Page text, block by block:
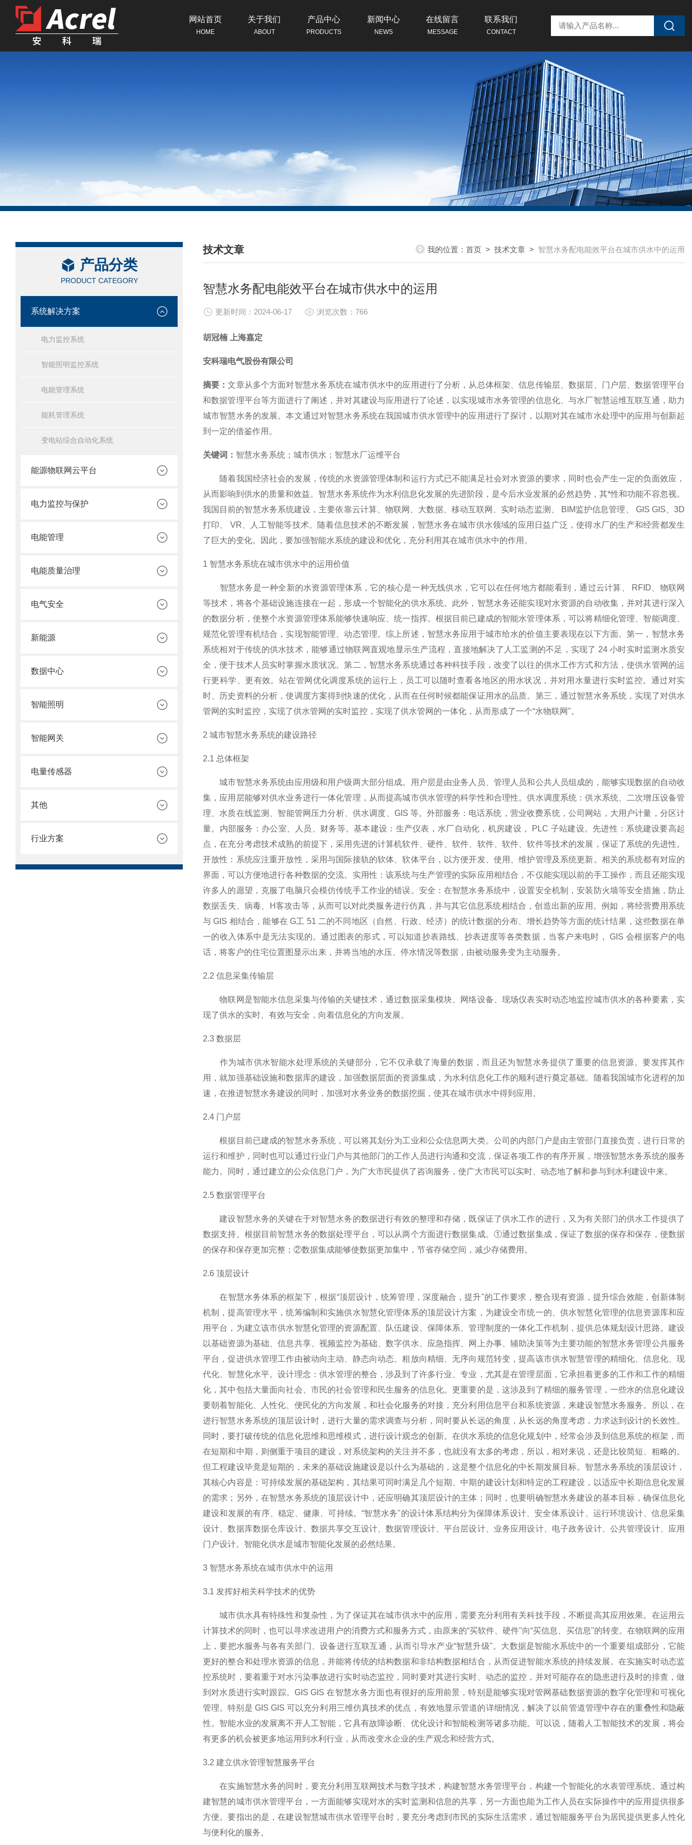
网站首页
HOME
关于我们
ABOUT
产品中心
PRODUCTS
新闻中心
NEWS
在线留言
MESSAGE
联系我们
CONTACT
产品分类
PRODUCT CATEGORY
系统解决方案
电力监控系统
智能照明监控系统
电能管理系统
能耗管理系统
变电站综合自动化系统
能源物联网云平台
电力监控与保护
电能管理
电能质量治理
电气安全
新能源
数据中心
智能照明
智能网关
电量传感器
其他
行业方案
技术文章
/ TECHNICAL ARTICLES
我的位置： 首页 > 技术文章 > 智慧水务配电能效平台在城市供水中的运用
智慧水务配电能效平台在城市供水中的运用
更新时间：2024-06-17 浏览次数：766
胡冠楠 上海嘉定
安科瑞电气股份有限公司
摘要：文章从多个方面对智慧水务系统在城市供水中的应用进行了分析，从总体框架、信息传输层、数据层、门户层、数据管理平台
和数据管理平台等方面进行了阐述，并对其建设与应用进行了论述，以实现城市水务管理的信息化、与水厂智慧运维互联互通，助力
城市智慧水务的发展。本文通过对智慧水务系统在我国城市供水管理中的应用进行了探讨，以期对其在城市水处理中的应用与创新起
到一定的借鉴作用。
关键词： 智慧水务系统；城市供水；智慧水厂运维平台
随着我国经济社会的发展，传统的水资源管理体制和运行方式已不能满足社会对水资源的要求，同时也会产生一定的负面效应，
从而影响到供水的质量和效益。智慧水务系统作为水利信息化发展的先进阶段，是今后水业发展的必然趋势，其*性和功能不容忽视。
我国目前的智慧水务系统建设，主要依靠云计算、物联网、大数据、移动互联网、实时动态监测、 BIM监护信息管理、 GIS GIS、3D
打印、 VR、人工智能等技术。随着信息技术的不断发展，智慧水务在城市供水领域的应用日益广泛，使得水厂的生产和经营都发生
了巨大的变化。因此，要加强智能水系统的建设和优化，充分利用其在城市供水中的作用。
1 智慧水务系统在城市供水中的运用价值
智慧水务是一种全新的水资源管理体系，它的核心是一种无线供水，它可以在任何地方都能看到，通过云计算、 RFID、物联网
等技术，将各个基础设施连接在一起，形成一个智能化的供水系统。此外，智慧水务还能实现对水资源的自动收集，并对其进行深入
的数据分析，使整个水资源管理体系能够快速响应、统一指挥。根据目前已建成的智能水管理体系，可以将精细化管理、智能调度、
规范化管理有机结合，实现智能管理、动态管理。综上所述，智慧水务应用于城市给水的价值主要表现在以下方面。第一，智慧水务
系统相对于传统的供水技术，能够通过物联网直观地显示生产流程，直接地解决了人工监测的不足，实现了 24 小时实时监测水质安
全，便于技术人员实时掌握水质状况。第二，智慧水务系统通过各种科技手段，改变了以往的供水工作方式和方法，使供水管网的运
行更科学、更有效。站在管网优化调度系统的运行上，员工可以随时查看各地区的用水状况，并对用水量进行实时监控。通过对实
时、历史资料的分析，使调度方案得到快速的优化，从而在任何时候都能保证用水的品质。第三，通过智慧水务系统，实现了对供水
管网的实时监控，实现了供水管网的实时监控，实现了供水管网的一体化，从而形成了一个“水物联网"。
2 城市智慧水务系统的建设路径
2.1 总体框架
城市智慧水务系统由应用级和用户级两大部分组成。用户层是由业务人员、管理人员和公共人员组成的，能够实现数据的自动收
集，应用层能够对供水业务进行一体化管理，从而提高城市供水管理的科学性和合理性。供水调度系统：供水系统、二次增压设备管
理、水质在线监测、智能管网压力分析、供水调度、GIS 等。外部服务：电话系统，营业收费系统，公司网站，大用户计量，分区计
量。内部服务：办公室、人员、财务等。基本建设：生产仪表，水厂自动化，机房建设， PLC 子站建设。先进性：系统建设要高起
点，在充分考虑技术成熟的前提下，采用先进的计算机软件、硬件、软件、软件、软件、软件等技术的发展，保证了系统的先进性。
开放性：系统应注重开放性，采用与国际接轨的软体、软体平台，以方便开发、使用、维护管理及系统更新。相关的系统都有对应的
界面，可以方便地进行各种数据的交流。实用性：该系统与生产管理的实际应用相结合，不仅能实现以前的手工操作，而且还能实现
许多人的愿望，克服了电脑只会模仿传统手工作业的错误。安全：在智慧水务系统中，设置安全机制，安装防火墙等安全措施，防止
数据丢失、病毒、H客攻击等，从而可以对此类服务进行仿真，并与其它信息系统相结合，创造出新的应用。例如，将经营费用系统
与 GIS 相结合，能够在 G工 51 二的不同地区（自然、行政、经济）的统计数据的分布、增长趋势等方面的统计结果，这些数据在单
一的收入体系中是无法实现的。通过图表的形式，可以知道抄表路线、抄表进度等各类数据，当客户来电时， GIS 会根据客户的电
话，将客户的住宅位置图显示出来，并将当地的水压、停水情况等数据，由被动服务变为主动服务。
2.2 信息采集传输层
物联网是智能水信息采集与传输的关键技术，通过数据采集模块、网络设备、现场仪表实时动态地监控城市供水的各种要素，实
现了供水的实时、有效与安全，向着信息化的方向发展。
2.3 数据层
作为城市供水智能水处理系统的关键部分，它不仅承载了海量的数据，而且还为智慧水务提供了重要的信息资源。要发挥其作
用，就加强基础设施和数据库的建设，加强数据层面的资源集成，为水利信息化工作的顺利进行奠定基础。随着我国城市化进程的加
速，在推进智慧水务建设的同时，加强对水务业务的数据挖掘，使其在城市供水中得到应用。
2.4 门户层
根据目前已建成的智慧水务系统，可以将其划分为工业和公众信息两大类。公司的内部门户是由主管部门直接负责，进行日常的
运行和维护，同时也可以通过行业门户与其他部门的工作人员进行沟通和交流，保证各项工作的有序开展，增强智慧水务系统的服务
能力。同时，通过建立的公众信息门户，为广大市民提供了咨询服务，使广大市民可以实时、动态地了解和参与到水利建设中来。
2.5 数据管理平台
建设智慧水务的关键在于对智慧水务的数据进行有效的整理和存储，既保证了供水工作的进行，又为有关部门的供水工作提供了
数据支持。根据目前智慧水务的数据处理平台，可以从两个方面进行数据集成。①通过数据集成，保证了数据的保存和保存，使数据
的保存和保存更加完整；②数据集成能够使数据更加集中，节省存储空间，减少存储费用。
2.6 顶层设计
在智慧水务体系的框架下，根据“顶层设计，统筹管理，深度融合，提升"的工作要求，整合现有资源，提升综合效能，创新体制
机制，提高管理水平，统筹编制和实施供水智慧化管理体系的顶层设计方案，为建设全市统一的、供水智慧化管理的信息资源库和应
用平台，为建立该市供水智慧化管理的资源配置、队伍建设、保障体系、管理制度的一体化工作机制，提供总体规划设计思路。建设
以基础资源为基础、信息共享、视频监控为基础、数字供水、应急指挥、网上办事、辅助决策等为主要功能的智慧水务管理公共服务
平台，促进供水管理工作由被动向主动、静态向动态、粗放向精细、无序向规范转变，提高该市供水智慧管理的精细化、信息化、现
代化、智慧化水平。设计理念：供水管理的整合，涉及到了许多行业、专业，尤其是在管理层面，它承担着更多的工作和工作的精细
化，其中包括大量面向社会、市民的社会管理和民生服务的信息化。更重要的是，这涉及到了精细的服务管理，一些水的信息化建设
要朝着智能化、人性化、便民化的方向发展，和社会化服务的对接，充分利用信息平台和系统资源，来建设智慧水务服务。所以，在
进行智慧水务系统的顶层设计时，进行大量的需求调查与分析，同时要从长远的角度，从长远的角度考虑，力求达到设计的长效性。
同时，要打破传统的信息化思维和思维模式，进行设计观念的创新。在供水系统的信息化规划中，经常会涉及到信息系统的框架，而
在短期和中期，则侧重于项目的建设，对系统架构的关注并不多，也就没有太多的考虑，所以，相对来说，还是比较简短、粗略的。
但工程建设毕竟是短期的，未来的基础设施建设是以什么为基础的，这是整个信息化的中长期发展目标。智慧水务系统的顶层设计，
其核心内容是：可持续发展的基础架构，其结果可同时满足几个短期、中期的建设计划和特定的工程建设，以适应中长期信息化发展
的需求；另外，在智慧水务系统的顶层设计中，还应明确其顶层设计的主体；同时，也要明确智慧水务建设的基本目标，确保信息化
建设和发展的有序、稳定、健康、可持续。“智慧水务"的设计体系结构分为保障体系设计、安全体系设计、运行环境设计、信息采集
设计、数据库数据仓库设计、数据共享交互设计、数据管理设计、平台层设计、业务应用设计、电子政务设计、公共管理设计、应用
门户设计。智能化供水是城市智能化发展的必然结果。
3 智慧水务系统在城市供水中的运用
3.1 发挥好相关科学技术的优势
城市供水具有特殊性和复杂性，为了保证其在城市供水中的应用，需要充分利用有关科技手段，不断提高其应用效果。在运用云
计算技术的同时，也可以寻求改进用户的消费方式和服务方式，由原来的“买软件、硬件"向“买信息、买信息"的转变。在物联网的应用
上，要把水服务与各有关部门、设备进行互联互通，从而引导水产业“智慧升级"。大数据是智能水系统中的一个重要组成部分，它能
更好的整合和处理水资源的信息，并能将传统的结构数据和非结构数据相结合，从而促进智能水系统的持续发展。在实施实时动态监
控系统时，要着重于对水污染事故进行实时动态监控，同时要对其进行实时、动态的监控，并对可能存在的隐患进行及时的排查，做
到对水质进行实时跟踪。GIS GIS 在智慧水务方面也有很好的应用前景，特别是能够实现对管网基础数据资源的数字化管理和可视化
管理。特别是 GIS GIS 可以充分利用三维仿真技术的优点，有效地显示管道的详细情况，解决了以前管道管理中存在的重叠性和隐蔽
性。智能水业的发展离不开人工智能，它具有故障诊断、优化设计和智能检测等诸多功能。可以说，随着人工智能技术的发展，将会
有更多的机会被更多地运用到水利行业，从而改变水企业的生产观念和经营方式。
3.2 建立供水管理智慧服务平台
在实施智慧水务的同时，要充分利用互联网技术与数字技术，构建智慧水务管理平台，构建一个智能化的水表管理系统。通过构
建智慧的城市供水管理平台，一方面能够实现对水的实时监测和信息的共享，另一方面也能为工作人员在实际操作中的应用提供很多
方便。要指出的是，在建设智慧城市供水管理平台时，要充分考虑到市民的实际生活需求，通过智能服务平台为居民提供更多人性化
与便利化的服务。